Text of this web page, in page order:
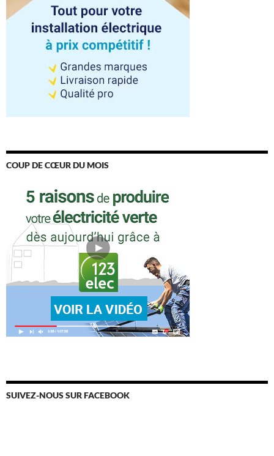
COUP DE CŒUR DU MOIS
SUIVEZ-NOUS SUR FACEBOOK